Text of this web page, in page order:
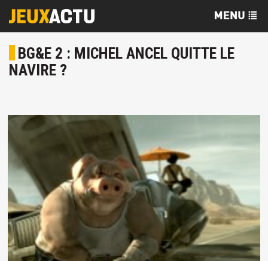
BG&E 2 : MICHEL ANCEL QUITTE LE
NAVIRE ?